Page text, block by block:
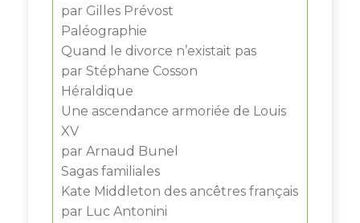
par Gilles Prévost
Paléographie
Quand le divorce n’existait pas
par Stéphane Cosson
Héraldique
Une ascendance armoriée de Louis
XV
par Arnaud Bunel
Sagas familiales
Kate Middleton des ancêtres français
par Luc Antonini